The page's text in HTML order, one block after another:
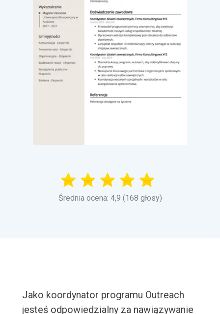
Średnia ocena: 4,9 (168 głosy)
Jako koordynator programu Outreach
jesteś odpowiedzialny za nawiązywanie